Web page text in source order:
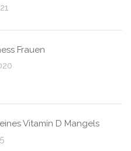
Frauen
Vitamin D Mangels